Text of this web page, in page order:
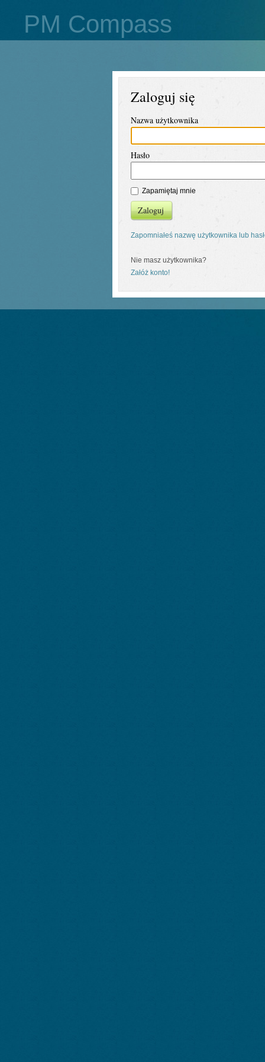
PM Compass
Zaloguj się
Nazwa użytkownika
Hasło
Zapamiętaj mnie
Zaloguj
Zapomniałeś nazwę użytkownika lub
Nie masz użytkownika?
Załóż konto!